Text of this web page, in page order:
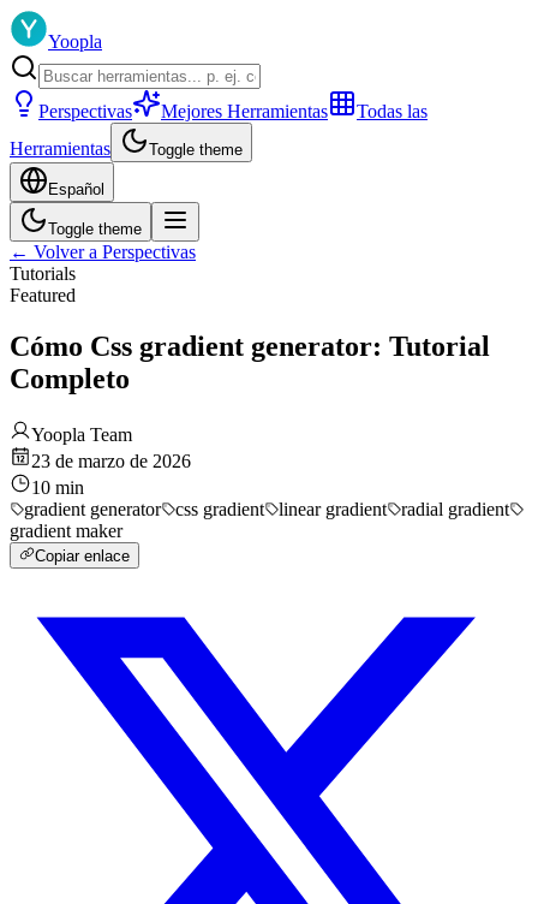
Yoopla
Perspectivas Mejores Herramientas
Todas las
Herramientas
Toggle theme
Español
Toggle theme
← Volver a Perspectivas
Tutorials
Featured
Cómo Css gradient generator: Tutorial
Completo
Yoopla Team
23 de marzo de 2026
10 min
gradient generator
css gradient linear gradient
radial gradient
gradient maker
Copiar enlace